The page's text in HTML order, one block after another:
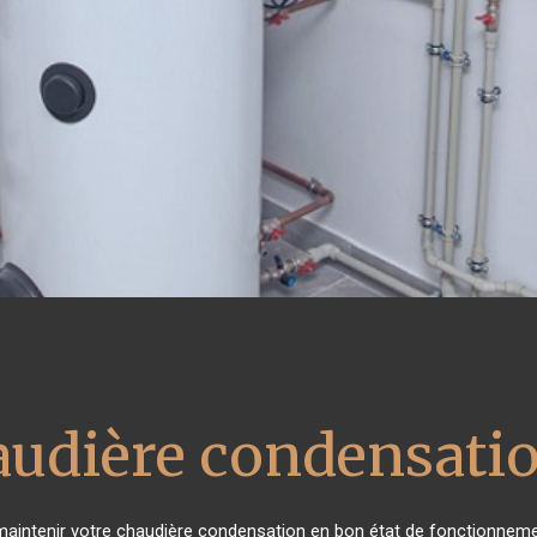
votre chaudière condensation en bon état de